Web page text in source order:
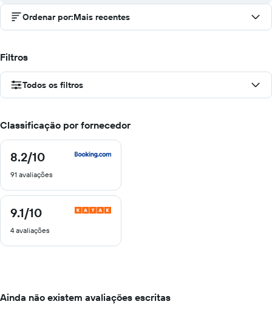
Ordenar por:Mais recentes
Filtros
Todos os filtros
Classificação por fornecedor
8.2/10
8.2
10
91 avaliações
9.1/10
9.1
10
4 avaliações
Ainda não existem avaliações escritas